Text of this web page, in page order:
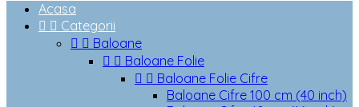
Acasa
  Categorii
  Baloane
  Baloane Folie
  Baloane Folie Cifre
Baloane Cifre 100 cm (40 inch)